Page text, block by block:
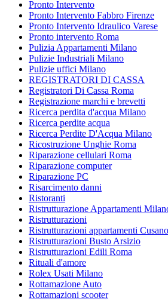
Pronto Intervento
Pronto Intervento Fabbro Firenze
Pronto Intervento Idraulico Varese
Pronto intervento Roma
Pulizia Appartamenti Milano
Pulizie Industriali Milano
Pulizie uffici Milano
REGISTRATORI DI CASSA
Registratori Di Cassa Roma
Registrazione marchi e brevetti
Ricerca perdita d'acqua Milano
Ricerca perdite acqua
Ricerca Perdite D'Acqua Milano
Ricostruzione Unghie Roma
Riparazione cellulari Roma
Riparazione computer
Riparazione PC
Risarcimento danni
Ristoranti
Ristrutturazione Appartamenti
Ristrutturazioni
Ristrutturazioni appartamenti
Ristrutturazioni Busto Arsizio
Ristrutturazioni Edili Roma
Rituali d'amore
Rolex Usati Milano
Rottamazione Auto
Rottamazioni scooter